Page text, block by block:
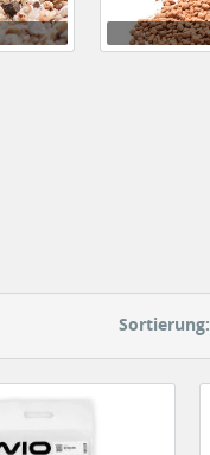
Sortierung: